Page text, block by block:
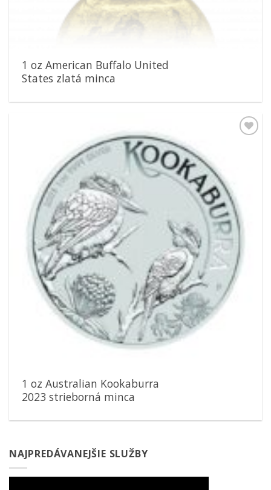
1 oz American Buffalo United
States zlatá minca
1 oz Australian Kookaburra
2023 strieborná minca
NAJPREDÁVANEJŠIE SLUŽBY